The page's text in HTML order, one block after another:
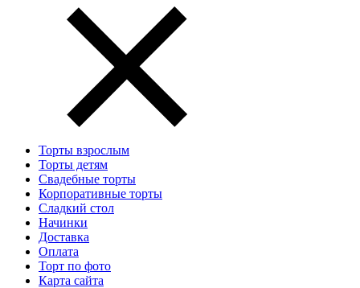
Торты взрослым
Торты детям
Свадебные торты
Корпоративные торты
Сладкий стол
Начинки
Доставка
Оплата
Торт по фото
Карта сайта